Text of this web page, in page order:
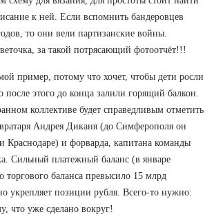
к ней. Если вспомнить бандеровцев
то они вели партизанские войны.
за такой потрясающий фотоотчёт!!!
пример, потому что хочет, чтобы дети росли
этого до конца залили горящий балкон.
коллективе будет справедливым отметить
Андрея Диканя (до Симферополя он
Краснодаре) и форварда, капитана команды
Сильный платежный баланс (в январе
торгового баланса превысило 15 млрд
укрепляет позиции рубля. Всего-то нужно:
что уже сделано вокруг!